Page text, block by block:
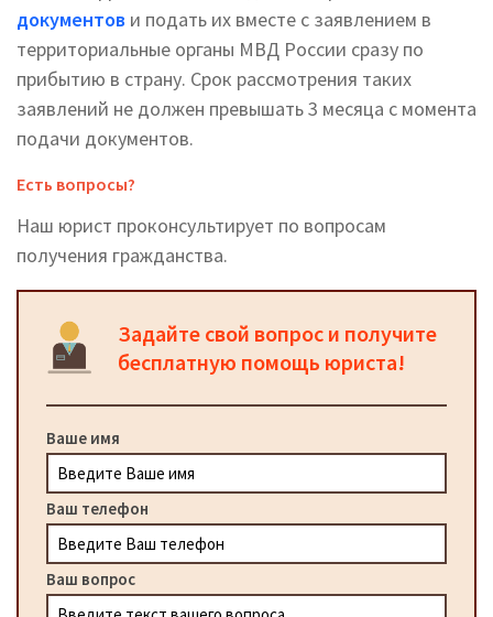
документов и подать их вместе с заявлением в
территориальные органы МВД России сразу по
прибытию в страну. Срок рассмотрения таких
заявлений не должен превышать 3 месяца с момента
подачи документов.
Есть вопросы?
Наш юрист проконсультирует по вопросам
получения гражданства.
Задайте свой вопрос и получите
бесплатную помощь юриста!
Ваше имя
Ваш телефон
Ваш вопрос